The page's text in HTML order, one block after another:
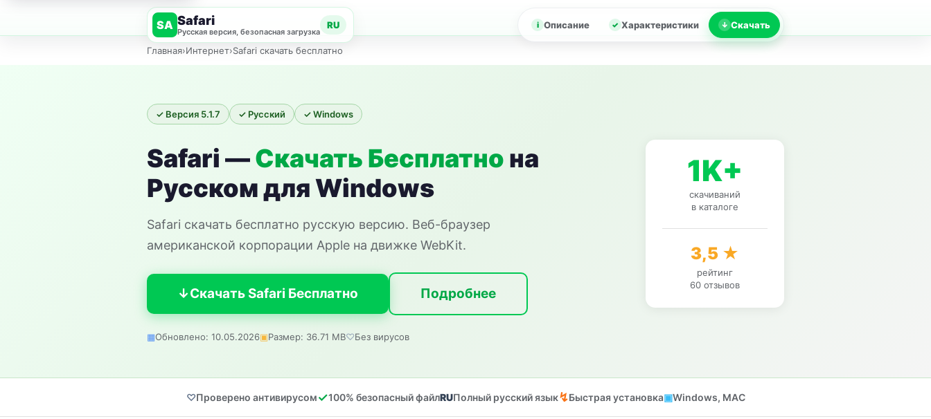
SA Safari
Русская версия, безопасная загрузка
RU Описание Характеристики Скачать
Главная›Интернет›Safari скачать бесплатно
✓ Версия 5.1.7 ✓ Русский ✓ Windows
Safari —Скачать Бесплатно на
Русском для Windows
Safari скачать бесплатно русскую версию. Веб-браузер
американской корпорации Apple на движке WebKit.
Скачать Safari Бесплатно Подробнее
Обновлено: 10.05.2026 Размер: 36.71 MB Без вирусов
1K+
скачиваний
в каталоге
3,5 ★
рейтинг
60 отзывов
Проверено антивирусом 100% безопасный файл Полный русский язык Быстрая установка Windows, MAC